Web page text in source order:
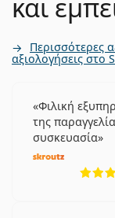
και
Περισσότερες
αξιολογήσεις στο
Φιλική
της
συσκευασία